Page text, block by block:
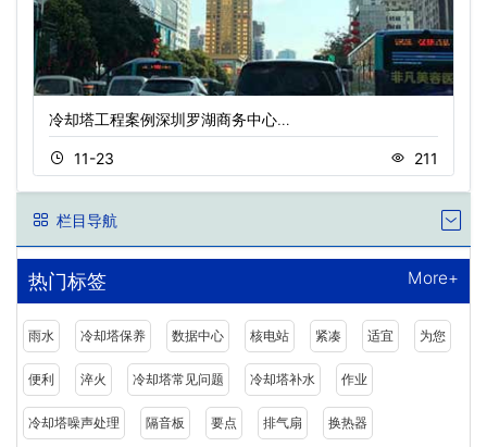
冷却塔工程案例深圳罗湖商务中心…
11-23 211
栏目导航
热门标签 More+
雨水 冷却塔保养 数据中心 核电站 紧凑 适宜 为您
便利 淬火 冷却塔常见问题 冷却塔补水 作业
冷却塔噪声处理 隔音板 要点 排气扇 换热器